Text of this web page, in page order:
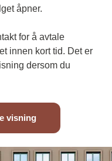
åpner.
for å avtale
innen kort tid. Det er
dersom du
visning